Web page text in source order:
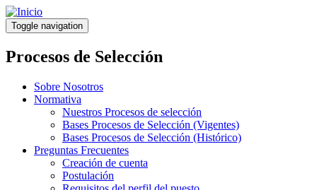
Pasar
al
contenido
principal
Toggle navigation
Procesos de Selección
Sobre Nosotros
Normativa
Nuestros Procesos de selección
Bases Procesos de Selección (Vigentes)
Bases Procesos de Selección (Histórico)
Preguntas Frecuentes
Creación de cuenta
Postulación